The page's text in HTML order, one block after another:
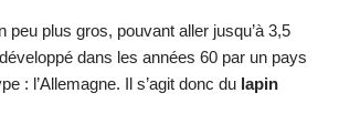
peu plus gros, pouvant aller jusqu’à 3,5
dans les années 60 par un pays
: l’Allemagne. Il s’agit donc du lapin